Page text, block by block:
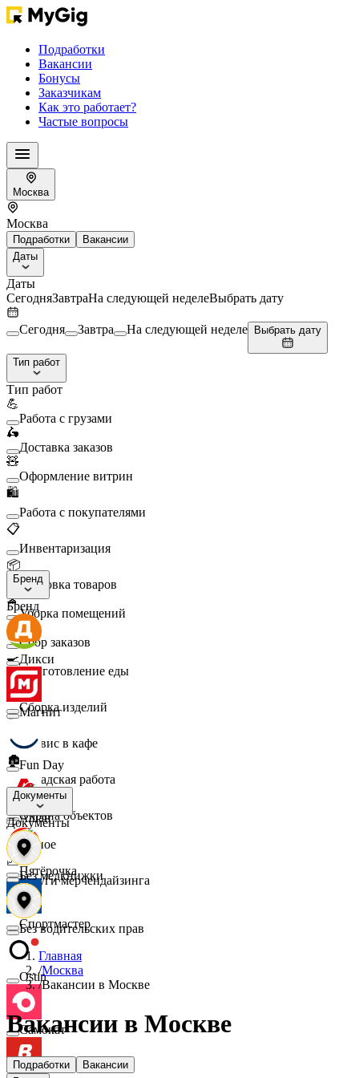
Подработки
Вакансии
Бонусы
Заказчикам
Как это работает?
Частые вопросы
Москва
Москва
Подработки
Вакансии
Даты
Даты
СегодняЗавтраНа следующей неделеВыбрать дату
Сегодня Завтра На следующей неделе Выбрать дату
Тип работ
Тип работ
💪
Работа с грузами
🛵
Доставка заказов
🧸
Оформление витрин
🛍️
Работа с покупателями
📋
Инвентаризация
📦
Упаковка товаров
🧹
Уборка помещений
🛒
Сбор заказов
🍳
Приготовление еды
🛠️
Сборка изделий
☕
Сервис в кафе
🏚️
Складская работа
🛡️
Охрана объектов
🔎
Разное
📈
Услуги мерчендайзинга
Бренд
Бренд
Дикси
Магнит
Fun Day
Ашан
Пятёрочка
Спортмастер
Ostin
Самокат
Документы
Документы
Без медкнижки
Без водительских прав
Главная
/Москва
/Вакансии в Москве
Вакансии в Москве
Подработки
Вакансии